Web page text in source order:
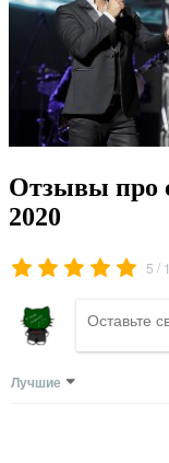
Отзывы про
2020
5 / 1
Лучшие